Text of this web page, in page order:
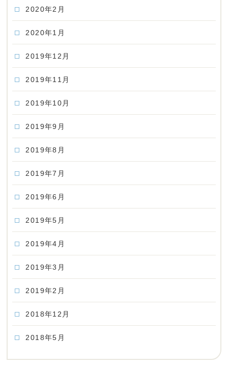
2020年2月
2020年1月
2019年12月
2019年11月
2019年10月
2019年9月
2019年8月
2019年7月
2019年6月
2019年5月
2019年4月
2019年3月
2019年2月
2018年12月
2018年5月